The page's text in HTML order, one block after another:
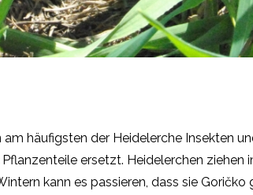
häufigsten der Heidelerche Insekten
ersetzt. Heidelerchen ziehen
kann es passieren, dass sie Goričko